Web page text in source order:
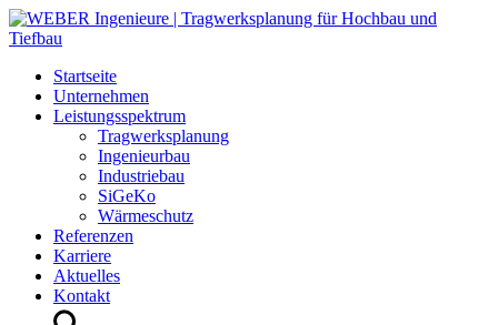
Startseite
Unternehmen
Leistungsspektrum
Tragwerksplanung
Ingenieurbau
Industriebau
SiGeKo
Wärmeschutz
Referenzen
Karriere
Aktuelles
Kontakt